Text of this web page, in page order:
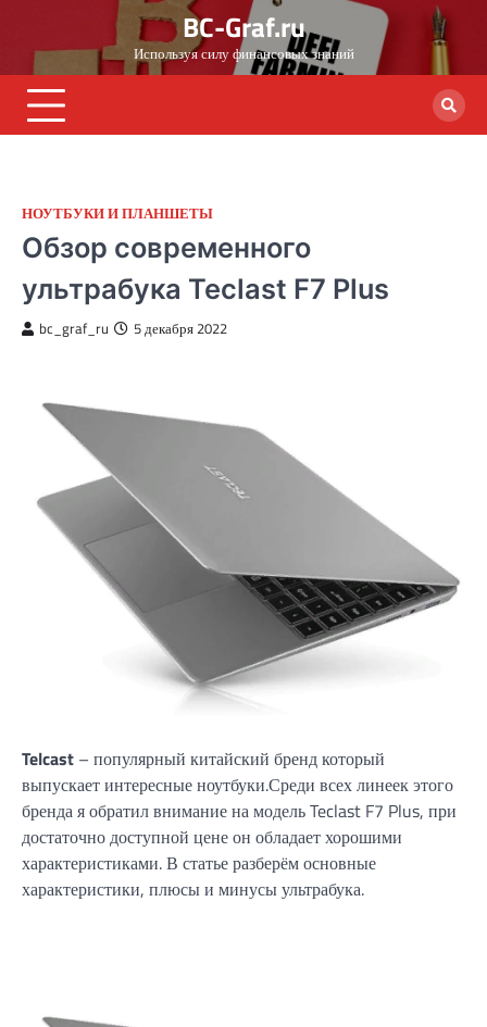
content
BC-Graf.ru
Используя силу финансовых знаний
НОУТБУКИ И ПЛАНШЕТЫ
Обзор современного
ультрабука Teclast F7 Plus
bc_graf_ru 5 декабря 2022
Telcast – популярный китайский бренд который
выпускает интересные ноутбуки.Среди всех линеек этого
бренда я обратил внимание на модель Teclast F7 Plus, при
достаточно доступной цене он обладает хорошими
характеристиками. В статье разберём основные
характеристики, плюсы и минусы ультрабука.